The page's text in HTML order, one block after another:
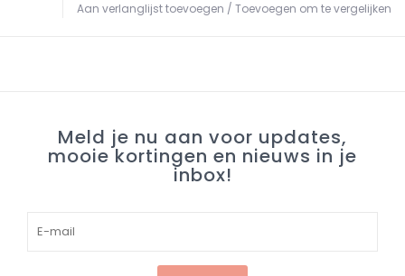
Aan verlanglijst toevoegen / Toevoegen om te vergelijken
Meld je nu aan voor updates,
mooie kortingen en nieuws in je
inbox!